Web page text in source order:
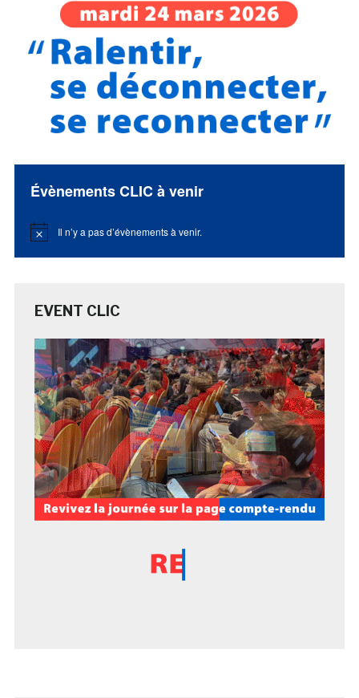
Évènements CLIC à venir
Notice Il n’y a pas d’évènements à venir.
EVENT CLIC